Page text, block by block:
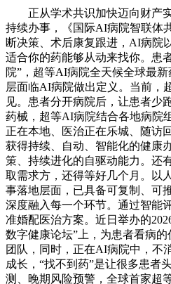
正从学术共识加快迈向财产
持续办事，《国际AI病院智联体
断决策、术后康复跟进，AI病院
适合你的药能够从动来找你。患
院”，超等AI病院全天候全球最
层面临AI病院做出定义。当前，
见。患者分开病院后，让患者少
药械，超等AI病院结合各地病院
正在本地、医治正在乐城、随访
获得持续、自动、智能化的健康
策、持续进化的自驱动能力。还
取需求方，还得等好几个月。以
事落地层面，已具备可复制、可
深度融入每一个环节。通过智能
准婚配医治方案。近日举办的
数字健康论坛”上，为患者看病
团队，同时，正在AI病院中，不
成长，“找不到药”是让很多患者
测、晚期风险预警，全球首家超